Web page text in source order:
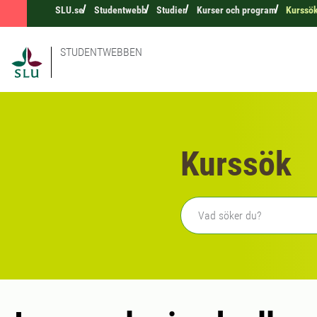
SLU.se Studentwebb Studier Kurser och program
STUDENTWEBBEN
Kurssök
Fritext sökning